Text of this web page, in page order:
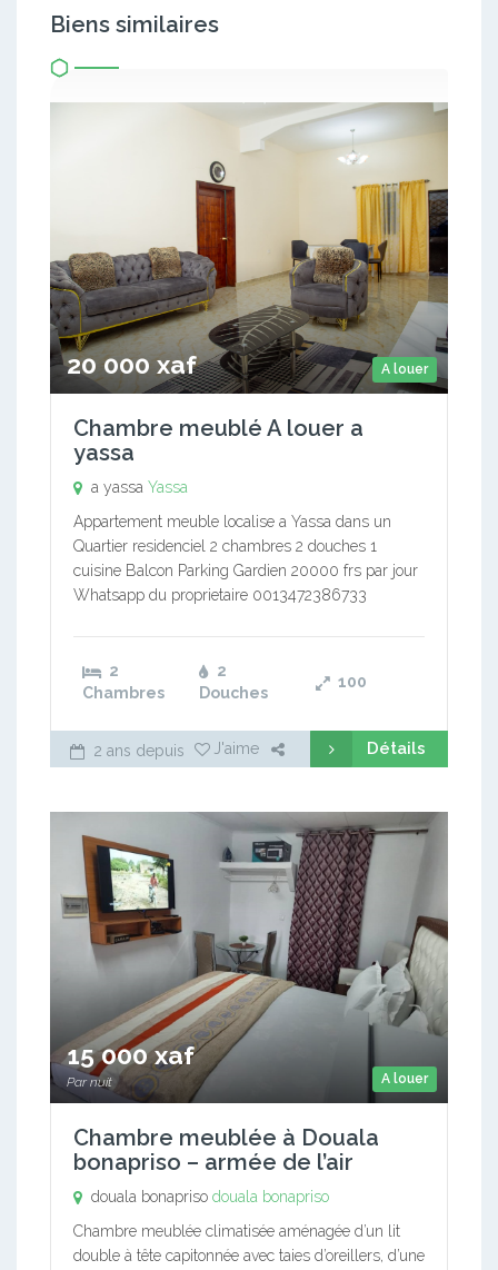
Biens similaires
A louer
20 000 xaf
Chambre meublé A louer a
yassa
a yassa Yassa
Appartement meuble localise a Yassa dans un
Quartier residenciel 2 chambres 2 douches 1
cuisine Balcon Parking Gardien 20000 frs par jour
Whatsapp du proprietaire 0013472386733
2
Chambres
2
Douches
100
2 ans depuis J'aime Détails
A louer
15 000 xaf
Par nuit
Chambre meublée à Douala
bonapriso – armée de l’air
douala bonapriso douala bonapriso
Chambre meublée climatisée aménagée d’un lit
double à tête capitonnée avec taies d’oreillers, d’une